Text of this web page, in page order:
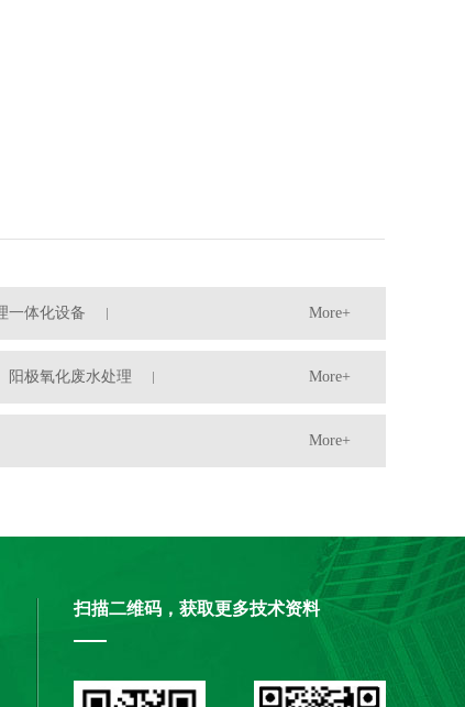
一体化设备 More+
阳极氧化废水处理 More+
More+
扫描二维码，获取更多技术资料